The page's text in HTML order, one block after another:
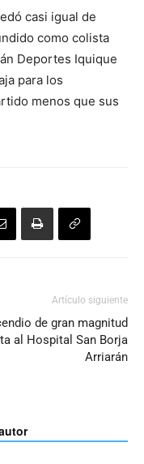
casi igual de
como colista
Deportes Iquique
para los
menos que sus
Artículo siguiente
de gran magnitud
al Hospital San Borja
Arriarán